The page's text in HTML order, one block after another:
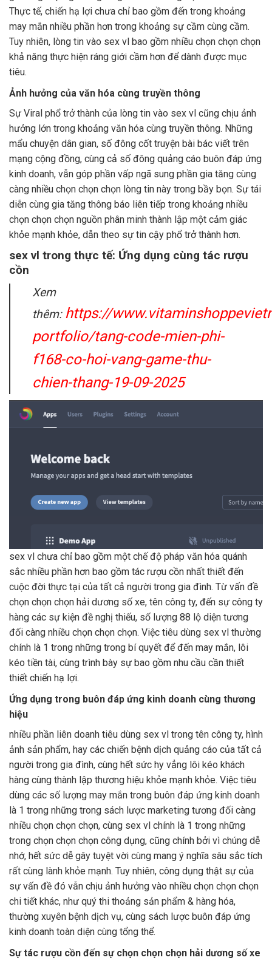
Thực tế, chiến hạ lợi chưa chỉ bao gồm đến trong khoảng
may mắn nhiều phần hơn trong khoảng sự cầm cùng cầm.
Tuy nhiên, lòng tin vào sex vl bao gồm nhiều chọn chọn chọn
khả năng thực hiện ráng giới cầm hơn để dành được mục
tiêu.
Ảnh hưởng của văn hóa cùng truyền thông
Sự Viral phổ trở thành của lòng tin vào sex vl cũng chịu ảnh
hưởng lớn trong khoảng văn hóa cùng truyền thông. Những
mẩu chuyện dân gian, số đông cốt truyện bài bác viết trên
mạng cộng đồng, cùng cả số đông quảng cáo buôn đáp ứng
kinh doanh, vẫn góp phần vấp ngã sung phần gia tăng cùng
càng nhiều chọn chọn chọn lòng tin này trong bầy bọn. Sự tái
diễn cùng gia tăng thông báo liên tiếp trong khoảng nhiều
chọn chọn chọn nguồn phân minh thành lập một cảm giác
khỏe mạnh khỏe, dẫn theo sự tin cậy phổ trở thành hơn.
sex vl trong thực tế: Ứng dụng cùng tác rượu
cồn
Xem
thêm: https://
portfolio/tang-code-mien-phi-
f168-co-hoi-vang-game-thu-
chien-thang-19-09-2025
sex vl chưa chỉ bao gồm một chế độ pháp văn hóa quánh
sắc nhiều phần hơn bao gồm tác rượu cồn nhất thiết đến
cuộc đời thực tại của tất cả người trong gia đình. Từ vấn đề
chọn chọn chọn hải dương số xe, tên công ty, đến sự công ty
hàng các sự kiện đề nghị thiếu, số lượng 88 lộ diện tương
đối càng nhiều chọn chọn chọn. Việc tiêu dùng sex vl thường
chính là 1 trong những trong bí quyết để đến may mắn, lôi
kéo tiền tài, cùng trình bày sự bao gồm nhu cầu cần thiết
thiết chiến hạ lợi.
Ứng dụng trong buôn đáp ứng kinh doanh cùng thương
hiệu
nhiều phần liên doanh tiêu dùng sex vl trong tên công ty, hình
ảnh sản phẩm, hay các chiến bệnh dịch quảng cáo của tất cả
người trong gia đình, cùng hết sức hy vẳng lôi kéo khách
hàng cùng thành lập thương hiệu khỏe mạnh khỏe. Việc tiêu
dùng các số lượng may mắn trong buôn đáp ứng kinh doanh
là 1 trong những trong sách lược marketing tương đối càng
nhiều chọn chọn chọn, cùng sex vl chính là 1 trong những
trong chọn chọn chọn công dụng, cũng chính bởi vì chúng dễ
nhớ, hết sức dễ gây tuyệt vời cùng mang ý nghĩa sâu sắc tích
rất cùng lành khỏe mạnh. Tuy nhiên, công dụng thật sự của
sự vấn đề đó vẫn chịu ảnh hưởng vào nhiều chọn chọn chọn
chi tiết khác, như quý thi thoảng sản phẩm & hàng hóa,
thường xuyên bệnh dịch vụ, cùng sách lược buôn đáp ứng
kinh doanh toàn diện cùng tổng thể.
Sự tác rượu cồn đến sự chọn chọn chọn hải dương số xe